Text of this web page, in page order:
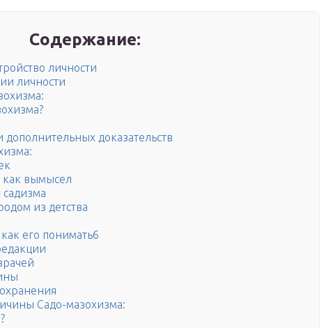
Содержание:
личности
личности
дополнительных доказательств
как вымысел
из детства
его понимать6
Садо-мазохизма: